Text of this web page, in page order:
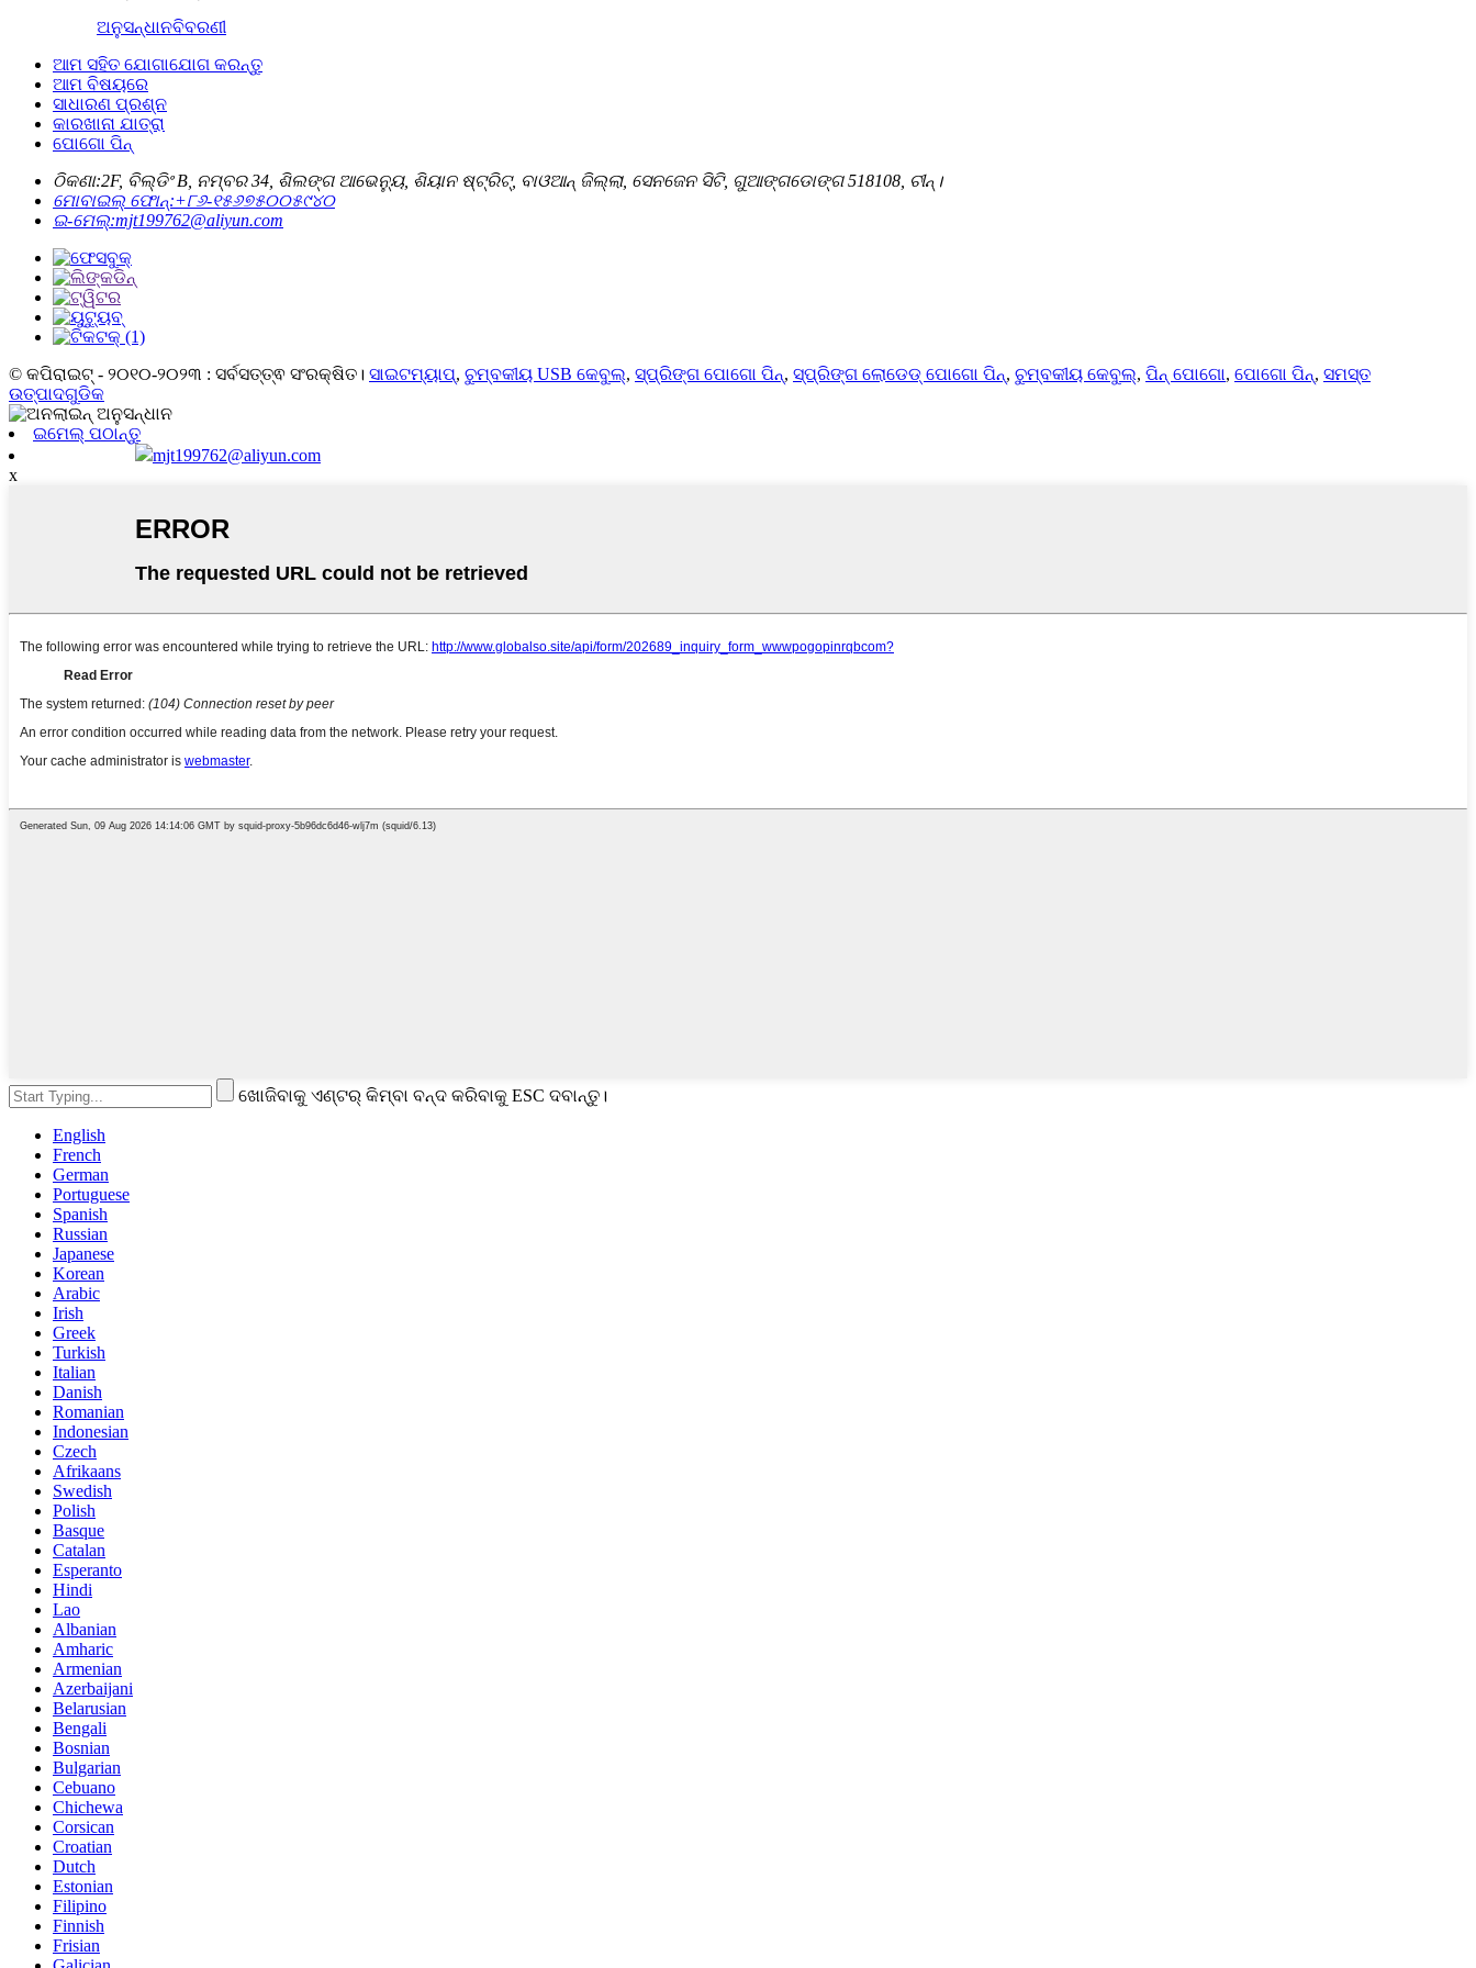
ଅନୁସନ୍ଧାନବିବରଣୀ
ଆମ ସହିତ ଯୋଗାଯୋଗ କରନ୍ତୁ
ଆମ ବିଷୟରେ
ସାଧାରଣ ପ୍ରଶ୍ନ
କାରଖାନା ଯାତ୍ରା
ପୋଗୋ ପିନ୍
ଠିକଣା:2F, ବିଲ୍ଡିଂ B, ନମ୍ବର 34, ଶିଲଙ୍ଗ ଆଭେନ୍ୟୁ, ଶିୟାନ ଷ୍ଟ୍ରିଟ୍, ବାଓଆନ୍ ଜିଲ୍ଲା, ସେନଜେନ ସିଟି, ଗୁଆଙ୍ଗଡୋଙ୍ଗ 518108, ଚୀନ୍।
ମୋବାଇଲ୍ ଫୋନ୍:+୮୬-୧୫୬୭୫୦୦୫୯୪୦
ଇ-ମେଲ୍:mjt199762@aliyun.com
© କପିରାଇଟ୍ - ୨୦୧୦-୨୦୨୩ : ସର୍ବସତ୍ତ୍ଵ ସଂରକ୍ଷିତ। ସାଇଟମ୍ୟାପ୍, ଚୁମ୍ବକୀୟ USB କେବୁଲ୍, ସ୍ପ୍ରିଙ୍ଗ ପୋଗୋ ପିନ୍, ସ୍ପ୍ରିଙ୍ଗ ଲୋଡେଡ୍ ପୋଗୋ ପିନ୍, ଚୁମ୍ବକୀୟ କେବୁଲ୍, ପିନ୍ ପୋଗୋ, ପୋଗୋ ପିନ୍, ସମସ୍ତ
ଉତ୍ପାଦଗୁଡିକ
ଇମେଲ୍ ପଠାନ୍ତୁ
mjt199762@aliyun.com
x
ଖୋଜିବାକୁ ଏଣ୍ଟର୍ କିମ୍ବା ବନ୍ଦ କରିବାକୁ ESC ଦବାନ୍ତୁ।
English
French
German
Portuguese
Spanish
Russian
Japanese
Korean
Arabic
Irish
Greek
Turkish
Italian
Danish
Romanian
Indonesian
Czech
Afrikaans
Swedish
Polish
Basque
Catalan
Esperanto
Hindi
Lao
Albanian
Amharic
Armenian
Azerbaijani
Belarusian
Bengali
Bosnian
Bulgarian
Cebuano
Chichewa
Corsican
Croatian
Dutch
Estonian
Filipino
Finnish
Frisian